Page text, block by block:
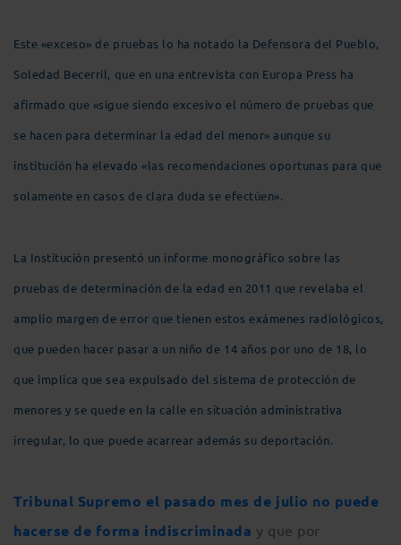
Este «exceso» de pruebas lo ha notado la Defensora del Pueblo,
Soledad Becerril, que en una entrevista con Europa Press ha
afirmado que «sigue siendo excesivo el número de pruebas que
se hacen para determinar la edad del menor» aunque su
institución ha elevado «las recomendaciones oportunas para que
solamente en casos de clara duda se efectúen».
La Institución presentó un informe monográfico sobre las
pruebas de determinación de la edad en 2011 que revelaba el
amplio margen de error que tienen estos exámenes radiológicos,
que pueden hacer pasar a un niño de 14 años por uno de 18, lo
que implica que sea expulsado del sistema de protección de
menores y se quede en la calle en situación administrativa
irregular, lo que puede acarrear además su deportación.
Tribunal Supremo el pasado mes de julio no puede
hacerse de forma indiscriminada y que por